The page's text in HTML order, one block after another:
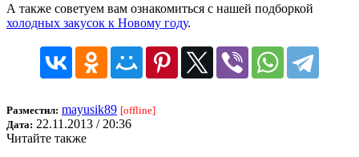
А также советуем вам ознакомиться с нашей подборкой
холодных закусок к Новому году.
Разместил: mayusik89 [offline]
Дата: 22.11.2013 / 20:36
Читайте также